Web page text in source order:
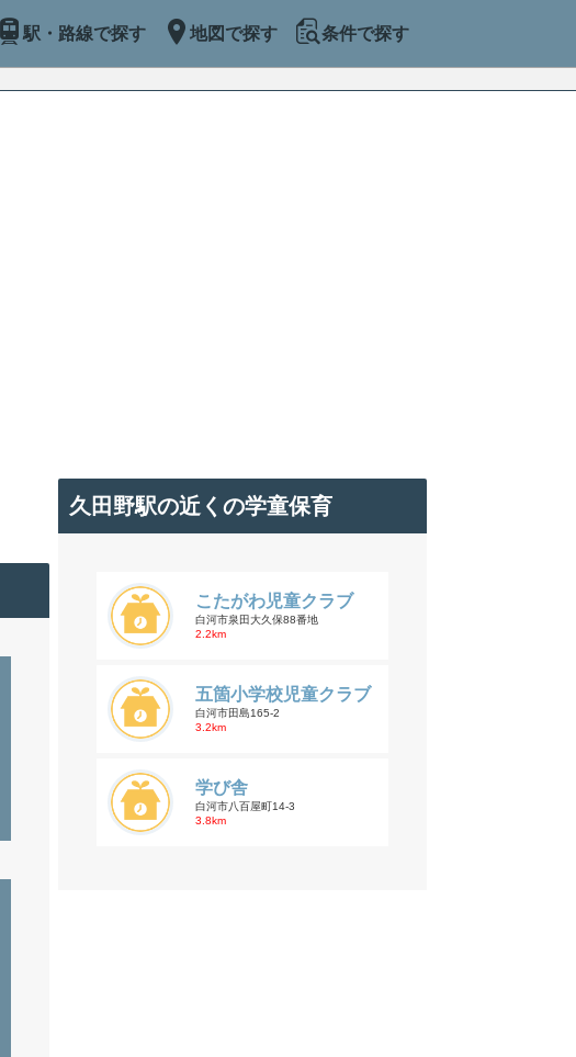
駅・路線で探す 地図で探す 条件で探す
久田野駅の近くの学童保育
こたがわ児童クラブ
白河市泉田大久保88番地
2.2km
五箇小学校児童クラブ
白河市田島165-2
3.2km
学び舎
白河市八百屋町14-3
3.8km